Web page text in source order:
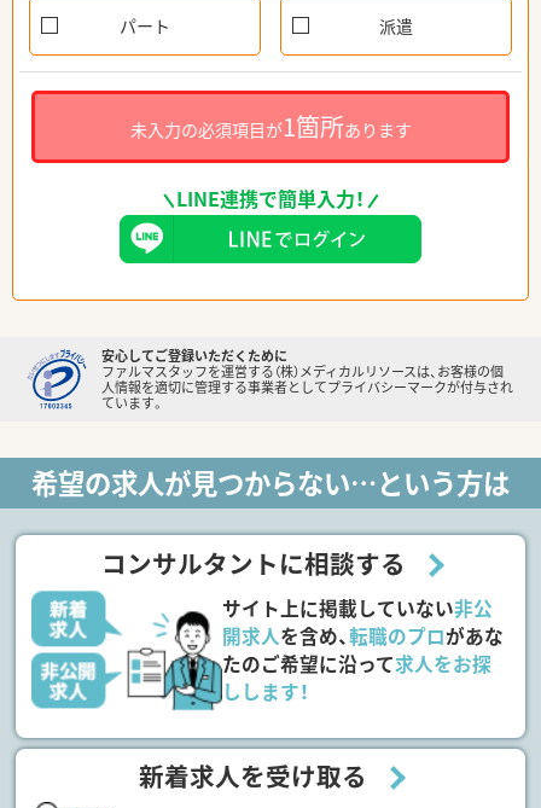
パート 派遣
未入力の必須項目が1箇所あります
LINE連携で簡単入力！
安心してご登録いただくために
ファルマスタッフを運営する（株）メディカルリソースは、お客様の個
人情報を適切に管理する事業者としてプライバシーマークが付与され
ています。
希望の求人が見つからない…という方は
コンサルタントに相談する
サイト上に掲載していない非公
開求人を含め、転職のプロがあな
たのご希望に沿って求人をお探
しします！
新着求人を受け取る